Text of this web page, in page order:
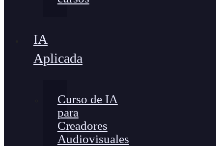
IA
Aplicada
Curso de IA
para
Creadores
Audiovisuales